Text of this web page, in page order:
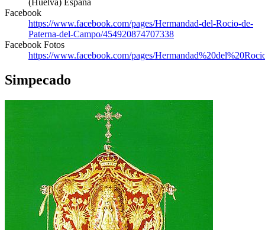
Facebook
https://www.facebook.com/pages/Hermandad-del-Rocio-de-
Paterna-del-Campo/454920874707338
Facebook Fotos
https://www.facebook.com/pages/
Simpecado